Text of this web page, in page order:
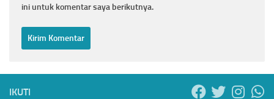
ini untuk komentar saya berikutnya.
IKUTI